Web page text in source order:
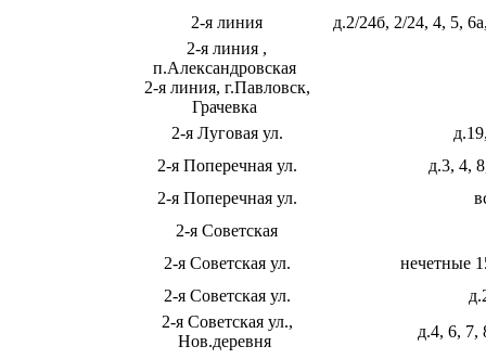
2-я линия
д.2/24б, 2/24, 4, 5,
2-я линия ,
п.Александровская
2-я линия, г.Павловск,
Грачевка
2-я Луговая ул.
2-я Поперечная ул.
д.3, 4,
2-я Поперечная ул.
2-я Советская
2-я Советская ул.
нечетные
2-я Советская ул.
2-я Советская ул.,
Нов.деревня
д.4, 6, 7,